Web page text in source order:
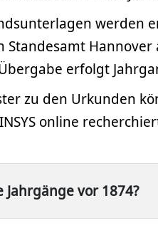
werden
Standesamt
erfolgt
zu den Urkunden
online
vor 1874?